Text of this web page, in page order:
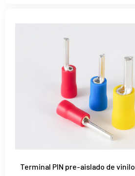
Terminal PIN pre-aislado de vinilo